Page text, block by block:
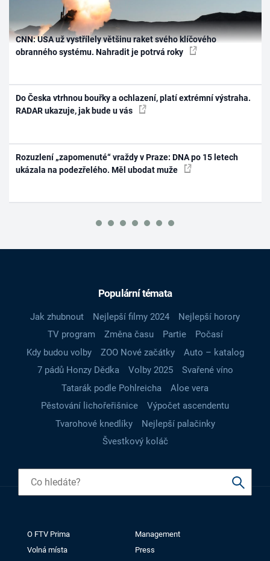
CNN: USA už vystřílely většinu raket svého klíčového
obranného systému. Nahradit je potrvá roky
Do Česka vtrhnou bouřky a ochlazení, platí extrémní výstraha.
RADAR ukazuje, jak bude u vás
Rozuzlení „zapomenuté“ vraždy v Praze: DNA po 15 letech
ukázala na podezřelého. Měl ubodat muže
Populární témata
Jak zhubnout Nejlepší filmy 2024
Nejlepší horory
TV program
Změna času Partie
Počasí
Kdy budou volby
ZOO Nové začátky
Auto – katalog
7 pádů Honzy Dědka
Volby 2025
Svařené víno
Tatarák podle Pohlreicha
Aloe vera
Pěstování lichořeřišnice
Výpočet ascendentu
Tvarohové knedlíky
Nejlepší palačinky
Švestkový koláč
O FTV Prima
Management
Volná místa
Press